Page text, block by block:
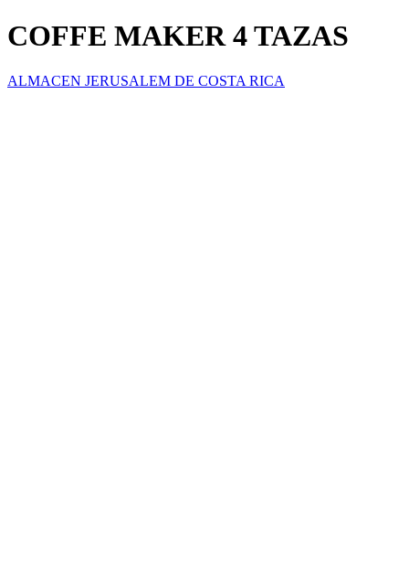
COFFE MAKER 4 TAZAS
ALMACEN JERUSALEM DE COSTA RICA